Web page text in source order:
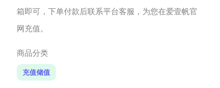
箱即可，下单付款后联系平台客服，为您在爱壹帆官
网充值。
商品分类
充值储值